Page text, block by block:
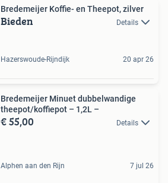
Bredemeijer Koffie- en Theepot, zilver
Bieden Details
Hazerswoude-Rijndijk 20 apr 26
Bredemeijer Minuet dubbelwandige
theepot/koffiepot – 1,2L –
€ 55,00 Details
Alphen aan den Rijn 7 jul 26